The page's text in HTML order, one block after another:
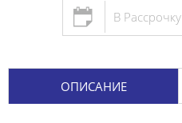
В Рассрочку
ОПИСАНИЕ